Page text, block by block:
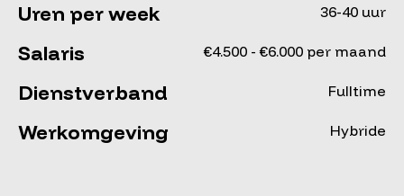
Uren per week 36-40 uur
Salaris €4.500 - €6.000 per maand
Dienstverband Fulltime
Werkomgeving Hybride